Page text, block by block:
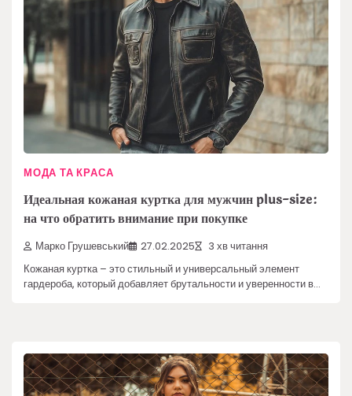
МОДА ТА КРАСА
Идеальная кожаная куртка для мужчин plus-size:
на что обратить внимание при покупке
Марко Грушевський 27.02.2025 3 хв читання
Кожаная куртка – это стильный и универсальный элемент
гардероба, который добавляет брутальности и уверенности в…